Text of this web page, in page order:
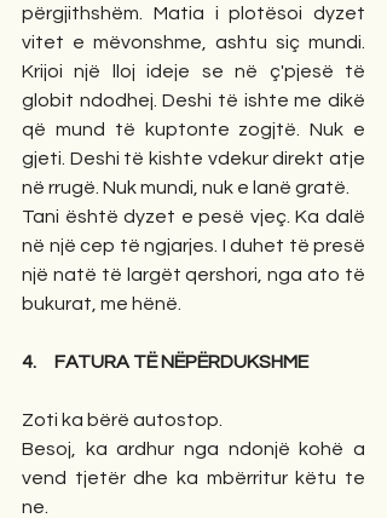
përgjithshëm. Matia i plotësoi dyzet
vitet e mëvonshme, ashtu siç mundi.
Krijoi një lloj ideje se në ç'pjesë të
globit ndodhej. Deshi të ishte me dikë
që mund të kuptonte zogjtë. Nuk e
gjeti. Deshi të kishte vdekur direkt atje
në rrugë. Nuk mundi, nuk e lanë gratë.
Tani është dyzet e pesë vjeç. Ka dalë
në një cep të ngjarjes. I duhet të presë
një natë të largët qershori, nga ato të
bukurat, me hënë.
4.     FATURA TË NËPËRDUKSHME
Zoti ka bërë autostop.
Besoj, ka ardhur nga ndonjë kohë a
vend tjetër dhe ka mbërritur këtu te
ne.